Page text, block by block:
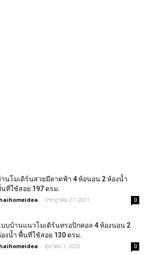
นโมเดิร์นสวยมีดาดฟ้า 4 ห้อนอน 2 ห้องน้ำ
ที่ใช้สอย 197 ตรม.
- กรกฎาคม 27, 2021 0
บบบ้านแนวโมเดิร์นทรอปิกคอล 4 ห้องนอน 2
งน้ำ พื้นที่ใช้สอย 130 ตรม.
- ตุลาคม 1, 2020 0